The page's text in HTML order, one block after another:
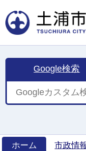
Google検索
ホーム
市政情